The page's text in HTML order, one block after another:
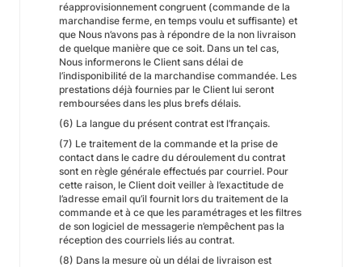
réapprovisionnement congruent (commande de la
marchandise ferme, en temps voulu et suffisante) et
que Nous n’avons pas à répondre de la non livraison
de quelque manière que ce soit. Dans un tel cas,
Nous informerons le Client sans délai de
l’indisponibilité de la marchandise commandée. Les
prestations déjà fournies par le Client lui seront
remboursées dans les plus brefs délais.
(6) La langue du présent contrat est l’français.
(7) Le traitement de la commande et la prise de
contact dans le cadre du déroulement du contrat
sont en règle générale effectués par courriel. Pour
cette raison, le Client doit veiller à l’exactitude de
l’adresse email qu’il fournit lors du traitement de la
commande et à ce que les paramétrages et les filtres
de son logiciel de messagerie n’empêchent pas la
réception des courriels liés au contrat.
(8) Dans la mesure où un délai de livraison est